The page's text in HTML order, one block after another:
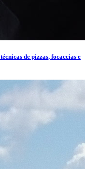
de pizzas, focaccias e